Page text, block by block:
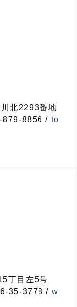
北2293番地
879-8856 / to
丁目左5号
35-3778 / w